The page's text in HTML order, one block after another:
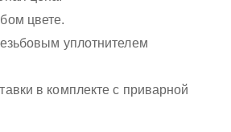
цвете.
уплотнителем
в комплекте с приварной